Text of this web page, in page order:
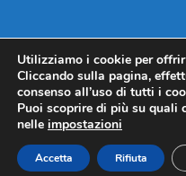
Utilizziamo i cookie per
Cliccando sulla pagina,
consenso all’uso di tutti i
Puoi scoprire di più su
nelle impostazioni
Accetta Rifiuta